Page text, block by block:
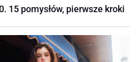
15 pomysłów, pierwsze kroki